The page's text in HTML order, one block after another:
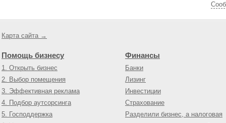
Карта сайта →
Помощь бизнесу
1. Открыть бизнес
2. Выбор помещения
3. Эффективная реклама
4. Подбор аутсорсинга
5. Господдержка
Финансы
Банки
Лизинг
Инвестиции
Страхование
Разделили бизнес, а налоговая